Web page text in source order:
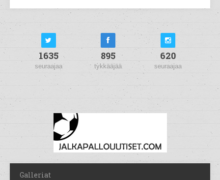
1635
seuraajaa
895
tykkääjää
620
seuraajaa
Galleriat